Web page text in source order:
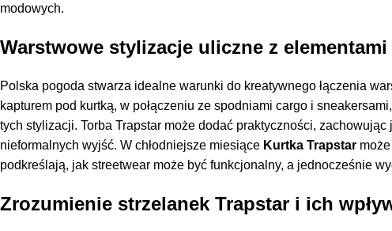
modowych.
Warstwowe stylizacje uliczne z
Polska pogoda stwarza idealne warunki do kreatywnego łączenia
kapturem pod kurtką, w połączeniu ze spodniami cargo i
tych stylizacji. Torba Trapstar może dodać praktyczności,
nieformalnych wyjść. W chłodniejsze miesiące Kurtka Trapstar
podkreślają, jak streetwear może być funkcjonalny, a jednocześnie
Zrozumienie strzelanek Trapstar i ich